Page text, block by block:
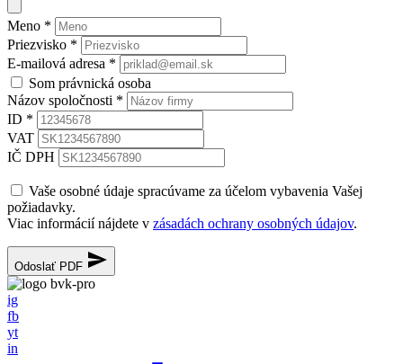
Meno *
Priezvisko *
E-mailová adresa *
Som právnická osoba
Názov spoločnosti *
ID *
VAT
IČ DPH
Vaše osobné údaje spracúvame za účelom vybavenia Vašej
požiadavky.
Viac informácií nájdete v zásadách ochrany osobných údajov.
Odoslať PDF
ig
fb
yt
in